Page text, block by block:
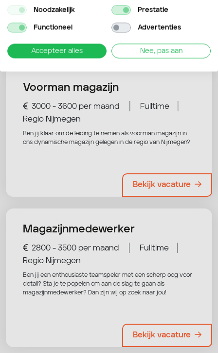
Nog niet overtuigd? Bekijk deze
vacatures ook eens!
Voorman magazijn
3000 - 3600 per maand Fulltime
Regio Nijmegen
Ben jij klaar om de leiding te nemen als voorman magazijn in
ons dynamische magazijn gelegen in de regio van Nijmegen?
Bekijk vacature
Magazijnmedewerker
2800 - 3500 per maand Fulltime
Regio Nijmegen
Ben jij een enthousiaste teamspeler met een scherp oog voor
detail? Sta je te popelen om aan de slag te gaan als
magazijnmedewerker? Dan zijn wij op zoek naar jou!
Bekijk vacature
Noodzakelijk Prestatie
Functioneel Advertenties
Accepteer alles Nee, pas aan